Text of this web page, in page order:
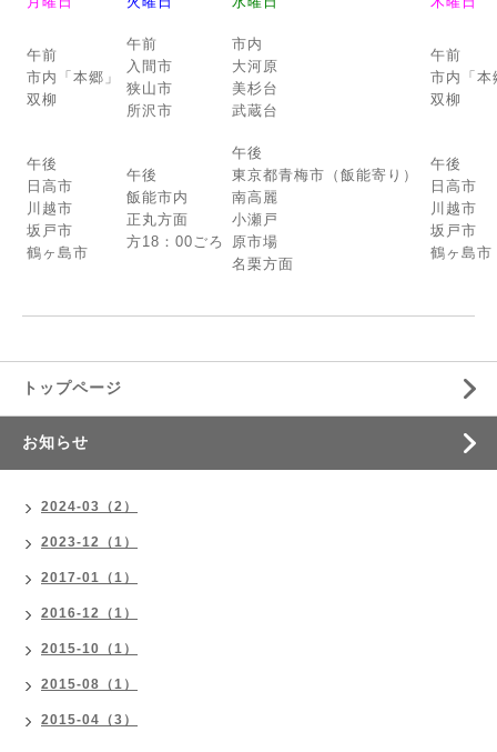
午前
市内「本郷」
双柳
午前
入間市
狭山市
所沢市
市内
大河原
美杉台
武蔵台
午前
市内「本
双柳
午後
日高市
川越市
坂戸市
鶴ヶ島市
午後
飯能市内
正丸方面
方18：00ごろ
午後
東京都青梅市（飯能寄り）
南高麗
小瀬戸
原市場
名栗方面
午後
日高市
川越市
坂戸市
鶴ヶ島市
トップページ
お知らせ
2024-03（2）
2023-12（1）
2017-01（1）
2016-12（1）
2015-10（1）
2015-08（1）
2015-04（3）